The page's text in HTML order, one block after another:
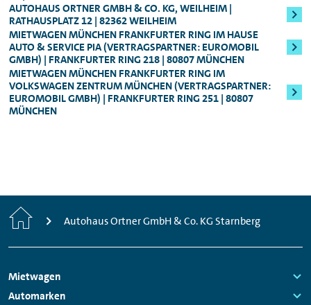
Mindestalter: 25 Jahre, Führerscheinbesitz:
Mind. 3 Jahre:
Für alle Audi S-Modelle, Fahrzeuge der
Oberklasse, sowie für den Audi e-tron
Genauere Informationen zum Mindestalter
zahlen können.
Fahrzeugklasseberechnet (in der Regel
250,00 bzw. 800,00 Euro). Die
Sicherheitsleistung erhalten Sie nach Ende
des Mietzeitraums natürlich umgehend
zurück.
AUTOHAUS ORTNER GMBH & CO. KG, WEILHEIM |
RATHAUSPLATZ 12 | 82362 WEILHEIM
MIETWAGEN MÜNCHEN FRANKFURTER RING IM HAUSE
AUTO & SERVICE PIA (VERTRAGSPARTNER: EUROMOBIL
GMBH) | FRANKFURTER RING 218 | 80807 MÜNCHEN
MIETWAGEN MÜNCHEN FRANKFURTER RING IM
VOLKSWAGEN ZENTRUM MÜNCHEN (VERTRAGSPARTNER:
EUROMOBIL GMBH) | FRANKFURTER RING 251 | 80807
MÜNCHEN
Start Autohaus Ortner GmbH & Co. KG Starnberg
Footer
Navigation
Mietwagen
Links:
Automarken